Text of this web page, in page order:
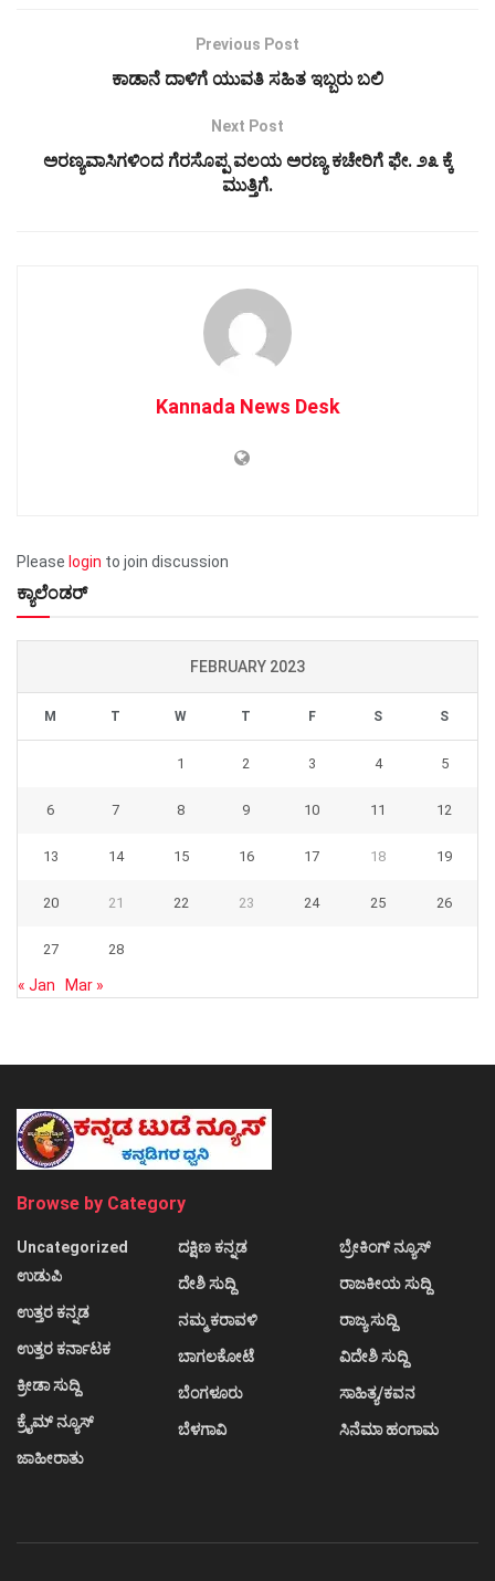
Previous Post
ಕಾಡಾನೆ ದಾಳಿಗೆ ಯುವತಿ ಸಹಿತ ಇಬ್ಬರು ಬಲಿ
Next Post
ಅರಣ್ಯವಾಸಿಗಳಿಂದ ಗೆರಸೊಪ್ಪ ವಲಯ ಅರಣ್ಯ ಕಚೇರಿಗೆ ಫೇ. ೨೩ ಕ್ಕೆ
ಮುತ್ತಿಗೆ.
Kannada News Desk
Please login to join discussion
ಕ್ಯಾಲೆಂಡರ್
FEBRUARY 2023
M T W T F S S
1 2 3 4 5
6 7 8 9 10 11 12
13 14 15 16 17 18 19
20 21 22 23 24 25 26
27 28
« Jan Mar »
Browse by Category
Uncategorized
ಉಡುಪಿ
ಉತ್ತರ ಕನ್ನಡ
ಉತ್ತರ ಕರ್ನಾಟಕ
ಕ್ರೀಡಾ ಸುದ್ದಿ
ಕ್ರೈಮ್ ನ್ಯೂಸ್
ಜಾಹೀರಾತು
ದಕ್ಷಿಣ ಕನ್ನಡ
ದೇಶಿ ಸುದ್ದಿ
ನಮ್ಮ ಕರಾವಳಿ
ಬಾಗಲಕೋಟೆ
ಬೆಂಗಳೂರು
ಬೆಳಗಾವಿ
ಬ್ರೇಕಿಂಗ್ ನ್ಯೂಸ್
ರಾಜಕೀಯ ಸುದ್ದಿ
ರಾಜ್ಯ ಸುದ್ದಿ
ವಿದೇಶಿ ಸುದ್ದಿ
ಸಾಹಿತ್ಯ/ಕವನ
ಸಿನೆಮಾ ಹಂಗಾಮ